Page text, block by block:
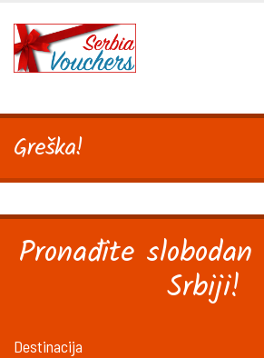
Greška!
Pronađite
Srbiji!
Destinacija